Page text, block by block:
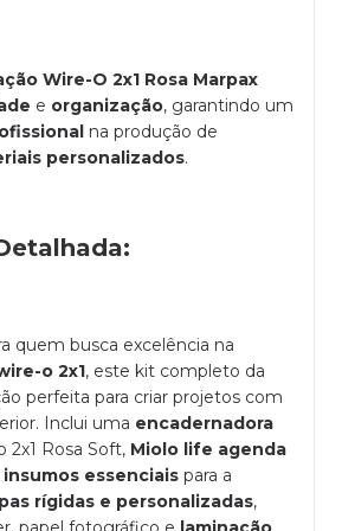
Wire-O 2x1 Rosa Marpax
e organização, garantindo um
na produção de
personalizados.
quem busca excelência na
o 2x1, este kit completo da
perfeita para criar projetos com
Inclui uma encadernadora
2x1 Rosa Soft, Miolo life agenda
insumos essenciais para a
rígidas e personalizadas,